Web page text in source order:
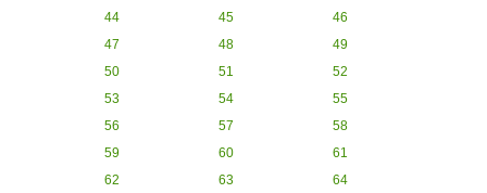
44
45
46
47
48
49
50
51
52
53
54
55
56
57
58
59
60
61
62
63
64